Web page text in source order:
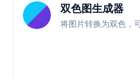
双色图生成器
将图片转换为双色，